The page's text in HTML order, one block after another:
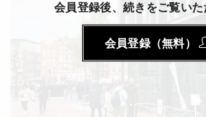
会員登録後、続きをご覧いた
会員登録（無料）